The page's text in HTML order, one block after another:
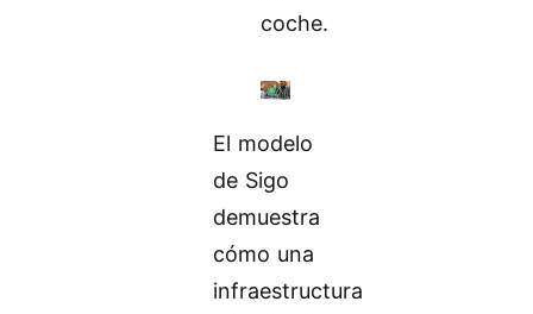
coche.
El modelo
de Sigo
demuestra
cómo una
infraestructura